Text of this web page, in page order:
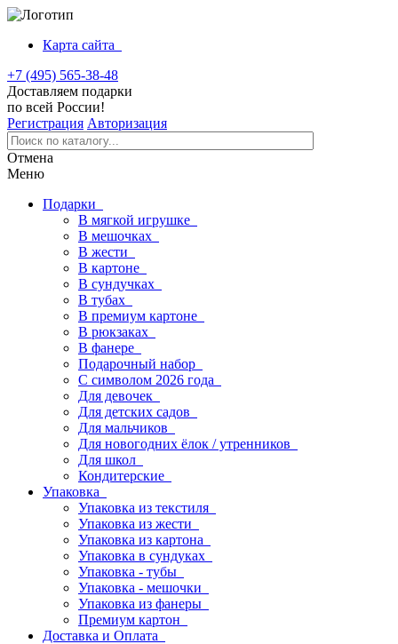
Карта сайта
+7 (495) 565-38-48
Доставляем подарки
по всей России!
Регистрация Авторизация
Отмена
Меню
Подарки
В мягкой игрушке
В мешочках
В жести
В картоне
В сундучках
В тубах
В премиум картоне
В рюкзаках
В фанере
Подарочный набор
С символом 2026 года
Для девочек
Для детских садов
Для мальчиков
Для новогодних ёлок / утренников
Для школ
Кондитерские
Упаковка
Упаковка из текстиля
Упаковка из жести
Упаковка из картона
Упаковка в сундуках
Упаковка - тубы
Упаковка - мешочки
Упаковка из фанеры
Премиум картон
Доставка и Оплата